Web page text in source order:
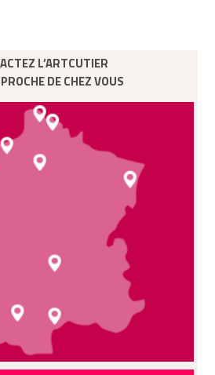
L’ARTCUTIER
DE CHEZ VOUS